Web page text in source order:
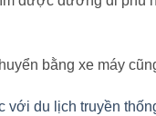
bằng xe máy
với du lịch truyền